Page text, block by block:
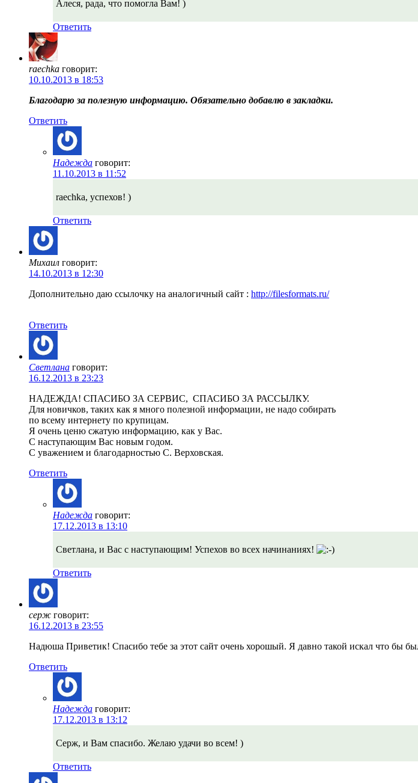
Алеся, рада, что помогла Вам! )
Ответить
raechka говорит:
10.10.2013 в 18:53
Благодарю за полезную информацию. Обязательно добавлю в закладки.
Ответить
Надежда говорит:
11.10.2013 в 11:52
raechka, успехов! )
Ответить
Михаил говорит:
14.10.2013 в 12:30
Дополнительно даю ссылочку на аналогичный сайт : http://filesformats.ru/
Ответить
Светлана говорит:
16.12.2013 в 23:23
НАДЕЖДА! СПАСИБО ЗА СЕРВИС, СПАСИБО ЗА РАССЫЛКУ.
Для новичков, таких как я много полезной информации, не надо собирать
по всему интернету по крупицам.
Я очень ценю сжатую информацию, как у Вас.
С наступающим Вас новым годом.
С уважением и благодарностью С. Верховская.
Ответить
Надежда говорит:
17.12.2013 в 13:10
Светлана, и Вас с наступающим! Успехов во всех начинаниях!
Ответить
серж говорит:
16.12.2013 в 23:55
Надюша Приветик! Спасибо тебе за этот сайт очень хорошый. Я давно такой искал что бы
Ответить
Надежда говорит:
17.12.2013 в 13:12
Серж, и Вам спасибо. Желаю удачи во всем! )
Ответить